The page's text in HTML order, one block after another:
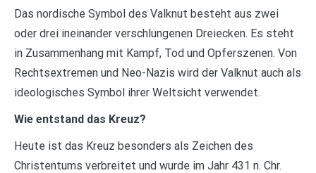
Das nordische Symbol des Valknut besteht aus zwei
oder drei ineinander verschlungenen Dreiecken. Es steht
in Zusammenhang mit Kampf, Tod und Opferszenen. Von
Rechtsextremen und Neo-Nazis wird der Valknut auch als
ideologisches Symbol ihrer Weltsicht verwendet.
Wie entstand das Kreuz?
Heute ist das Kreuz besonders als Zeichen des
Christentums verbreitet und wurde im Jahr 431 n. Chr.